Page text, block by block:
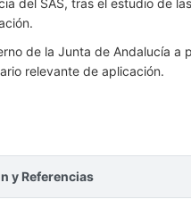
del SAS, tras el estudio de
de la Junta de Andalucía
relevante de aplicación.
y Referencias